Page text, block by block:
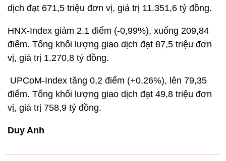
dịch đạt 671,5 triệu đơn vị, giá trị 11.351,6 tỷ đồng.
HNX-Index giảm 2,1 điểm (-0,99%), xuống 209,84
điểm. Tổng khối lượng giao dịch đạt 87,5 triệu đơn
vị, giá trị 1.270,8 tỷ đồng.
UPCoM-Index tăng 0,2 điểm (+0,26%), lên 79,35
điểm. Tổng khối lượng giao dịch đạt 49,8 triệu đơn
vị, giá trị 758,9 tỷ đồng.
Duy Anh